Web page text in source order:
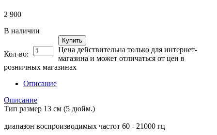
2 900
В наличии
Кол-во:
Купить
Цена действительна только для интернет-
магазина и может отличаться от цен в
розничных магазинах
Описание
Описание
Тип размер 13 см (5 дюйм.)
диапазон воспроизводимых частот 60 - 21000 гц